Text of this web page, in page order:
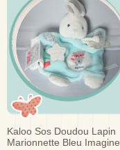
Kaloo Sos Doudou Lapin
Marionnette Bleu Imagine